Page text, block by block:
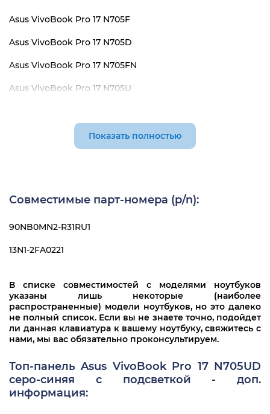
Asus VivoBook Pro 17 N705F
Asus VivoBook Pro 17 N705D
Asus VivoBook Pro 17 N705FN
Asus VivoBook Pro 17 N705U
Asus VivoBook Pro 17 N705UF
Показать полностью
Совместимые парт-номера (p/n):
90NB0MN2-R31RU1
13N1-2FA0221
В списке совместимостей с моделями ноутбуков
указаны лишь некоторые (наиболее
распространенные) модели ноутбуков, но это далеко
не полный список. Если вы не знаете точно, подойдет
ли данная клавиатура к вашему ноутбуку, свяжитесь с
нами, мы вас обязательно проконсультируем.
Топ-панель Asus VivoBook Pro 17 N705UD
серо-синяя с подсветкой - доп.
информация: